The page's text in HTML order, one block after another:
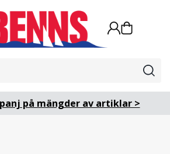
på mängder av artiklar >